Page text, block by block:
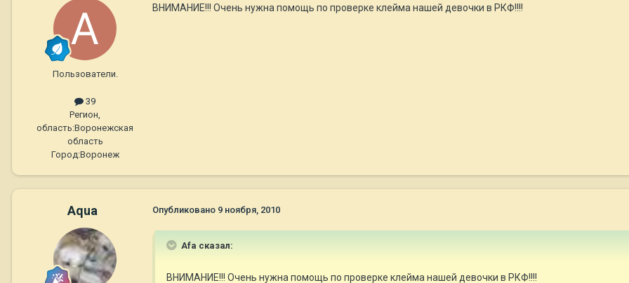
Пользователи.
39
Регион,
область:Воронежская
область
Город:Воронеж
ВНИМАНИЕ!!! Очень нужна помощь по проверке клейма нашей девочки в РКФ!!!!
Aqua Опубликовано 9 ноября, 2010
Afa сказал:
ВНИМАНИЕ!!! Очень нужна помощь по проверке клейма нашей девочки в РКФ!!!!